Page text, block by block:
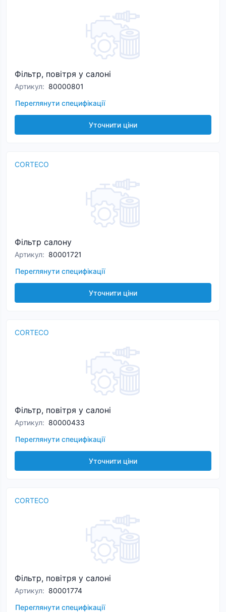
Фільтр, повітря у салоні
Артикул: 80000801
Переглянути специфікації
Уточнити ціни
CORTECO
Фільтр салону
Артикул: 80001721
Переглянути специфікації
Уточнити ціни
CORTECO
Фільтр, повітря у салоні
Артикул: 80000433
Переглянути специфікації
Уточнити ціни
CORTECO
Фільтр, повітря у салоні
Артикул: 80001774
Переглянути специфікації